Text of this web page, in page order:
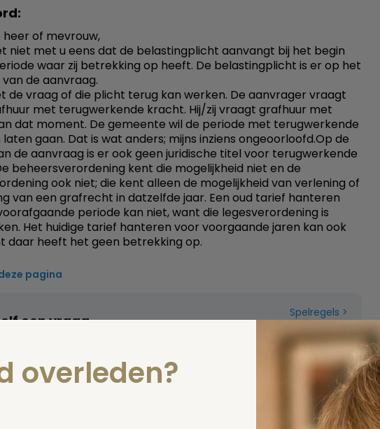
of mevrouw,
niet met u eens dat de belastingplicht aanvangt bij het begin
waar zij betrekking op heeft. De belastingplicht is er op het
de aanvraag.
de vraag of die plicht terug kan werken. De aanvrager vraagt
met terugwerkende kracht. Hij/zij vraagt grafhuur met
dat moment. De gemeente wil de periode met terugwerkende
gaan. Dat is wat anders; mijns inziens ongeoorloofd.Op de
de aanvraag is er ook geen juridische titel voor terugwerkende
beheersverordening kent die mogelijkheid niet en de
ook niet; die kent alleen de mogelijkheid van verlening of
van een grafrecht in datzelfde jaar. Een oud tarief hanteren
periode kan niet, want die legesverordening is
Het huidige tarief hanteren voor voorgaande jaren kan ook
daar heeft het geen betrekking op.
pagina
Spelregels
een vraag
overleden?